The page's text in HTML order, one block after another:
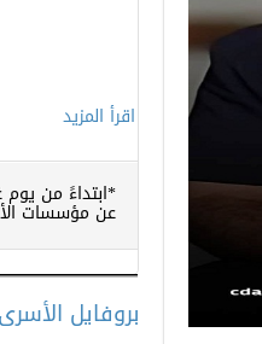
اقرأ المزيد
*ابتداءً من
عن مؤسسات
بروفايل الأسرى